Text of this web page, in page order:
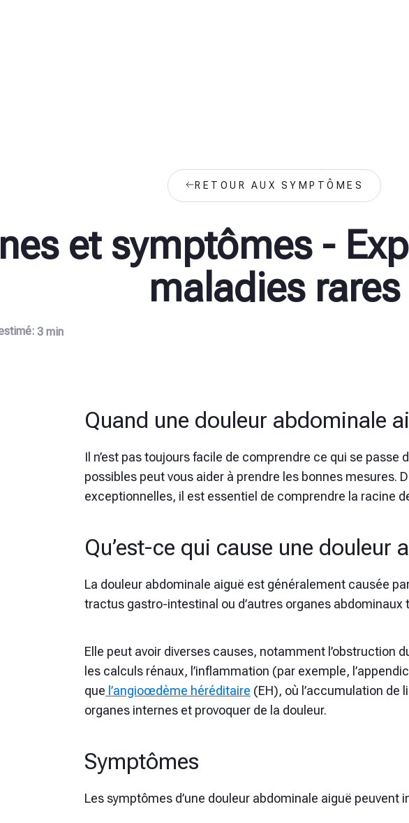
RETOUR AUX SYMPTÔMES
et symptômes -
maladies rares
3 min
Quand une douleur abdominale
Il n’est pas toujours facile de comprendre ce qui se
possibles peut vous aider à prendre les bonnes mesures.
exceptionnelles, il est essentiel de comprendre la racine
Qu’est-ce qui cause une douleur
La douleur abdominale aiguë est généralement causée
tractus gastro-intestinal ou d’autres organes abdominaux
Elle peut avoir diverses causes, notamment l’obstruction
les calculs rénaux, l’inflammation (par exemple,
que l’angioœdème héréditaire (EH), où l’accumulation de
organes internes et provoquer de la douleur.
Symptômes
Les symptômes d’une douleur abdominale aiguë peuvent